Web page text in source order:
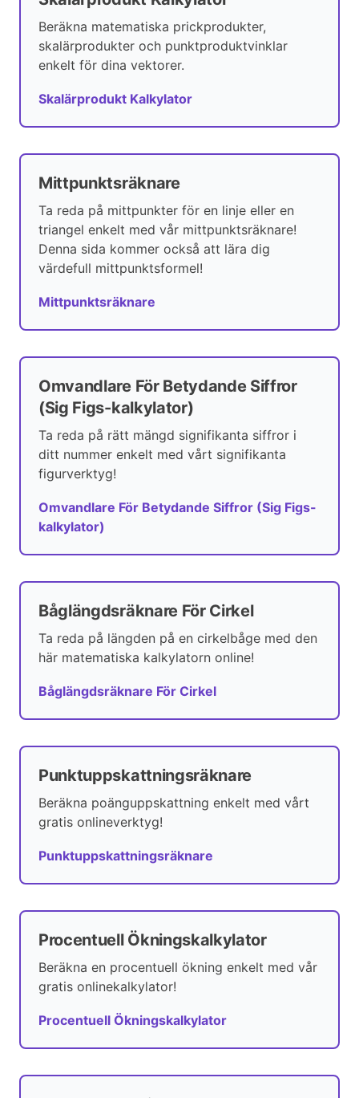
Beräkna matematiska prickprodukter,
skalärprodukter och punktproduktvinklar
enkelt för dina vektorer.
Skalärprodukt Kalkylator
Mittpunktsräknare
Ta reda på mittpunkter för en linje eller en
triangel enkelt med vår mittpunktsräknare!
Denna sida kommer också att lära dig
värdefull mittpunktsformel!
Mittpunktsräknare
Omvandlare För Betydande Siffror
(Sig Figs-kalkylator)
Ta reda på rätt mängd signifikanta siffror i
ditt nummer enkelt med vårt signifikanta
figurverktyg!
Omvandlare För Betydande Siffror (Sig Figs-
kalkylator)
Båglängdsräknare För Cirkel
Ta reda på längden på en cirkelbåge med den
här matematiska kalkylatorn online!
Båglängdsräknare För Cirkel
Punktuppskattningsräknare
Beräkna poänguppskattning enkelt med vårt
gratis onlineverktyg!
Punktuppskattningsräknare
Procentuell Ökningskalkylator
Beräkna en procentuell ökning enkelt med vår
gratis onlinekalkylator!
Procentuell Ökningskalkylator